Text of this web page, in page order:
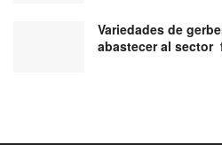
Variedades de
abastecer al sector